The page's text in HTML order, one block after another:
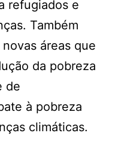
refugiados e
Também
áreas que
da pobreza
de
à pobreza
climáticas.